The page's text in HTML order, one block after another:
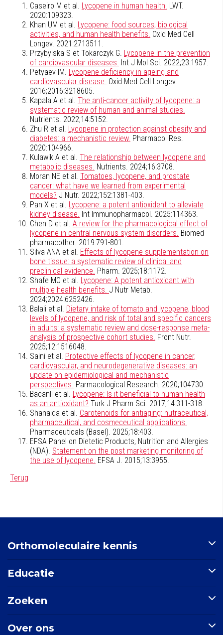
Caseiro M et al. Lycopene in human health. LWT.
2020:109323.
Khan UM et al. Lycopene: food sources, biological
activities, and human health benefits. Oxid Med Cell
Longev. 2021:2713511.
Przybylska S et Tokarczyk G. Lycopene in the prevention
of cardiovascular diseases. Int J Mol Sci. 2022;23:1957.
Petyaev IM. Lycopene deficiency in ageing and
cardiovascular disease. Oxid Med Cell Longev.
2016;2016:3218605.
Kapala A et al. The anti-cancer activity of lycopene: a
systematic review of human and animal studies.
Nutrients. 2022;14:5152.
Zhu R et al. Lycopene in protection against obesity and
diabetes: a mechanistic review. Pharmacol Res.
2020:104966.
Kulawik A et al. The relationship between lycopene and
metabolic diseases. Nutrients. 2024;16:3708.
Moran NE et al. Tomatoes, lycopene, and prostate
cancer: what have we learned from experimental
models? J Nutr. 2022;152:1381-403.
Pan X et al. Lycopene: a potent antioxident to alleviate
kidney disease. Int Immunopharmacol. 2025:114363.
Chen D et al. A review for the pharmacological effect of
lycopene in central nervous system disorders. Biomed
pharmacother. 2019:791-801.
Silva ANA et al. Effects of lycopene supplementation on
bone tissue: a systematic review of clinical and
preclinical evidence. Pharm. 2025;18:1172.
Shafe MO et al. Lycopene: A potent antioxidant with
multiple health benefits. J Nutr Metab.
2024;2024:6252426.
Balali et al. Dietary intake of tomato and lycopene, blood
levels of lycopene, and risk of total and specific cancers
in adults: a systematic review and dose-response meta-
analysis of prospective cohort studies. Front Nutr.
2025;12:1516048.
Saini et al. Protective effects of lycopene in cancer,
cardiovascular, and neurodegenerative diseases: an
update on epidemiological and mechanistic
perspectives. Parmacological Research. 2020;104730.
Bacanli et al. Lycopene: Is it beneficial to human health
as an antioxidant? Turk J Pharm Sci. 2017;14:311-318.
Shanaida et al. Carotenoids for antiaging: nutraceutical,
pharmaceutical, and cosmeceutical applications.
Pharmaceuticals (Basel). 2025;18:403.
EFSA Panel on Dietetic Products, Nutrition and Allergies
(NDA). Statement on the post marketing monitoring of
the use of lycopene. EFSA J. 2015;13:3955.
Terug
Orthomoleculaire kennis
Nutriënten-index
Indicatie-index
Nieuws
Educatie
E-learning: Basisprincipes orthomoleculaire geneeskunde
Mondgezondheid
Zoeken
Zoek een indicatie
Over ons